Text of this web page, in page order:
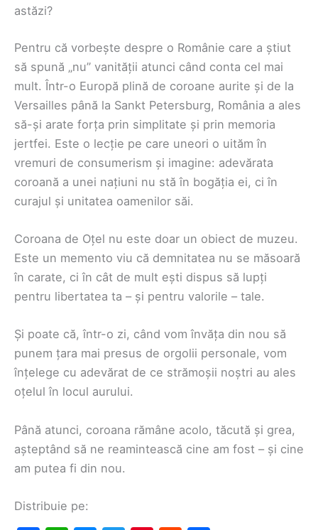
astăzi?
Pentru că vorbește despre o Românie care a știut
să spună „nu” vanității atunci când conta cel mai
mult. Într-o Europă plină de coroane aurite și de la
Versailles până la Sankt Petersburg, România a ales
să-și arate forța prin simplitate și prin memoria
jertfei. Este o lecție pe care uneori o uităm în
vremuri de consumerism și imagine: adevărata
coroană a unei națiuni nu stă în bogăția ei, ci în
curajul și unitatea oamenilor săi.
Coroana de Oțel nu este doar un obiect de muzeu.
Este un memento viu că demnitatea nu se măsoară
în carate, ci în cât de mult ești dispus să lupți
pentru libertatea ta – și pentru valorile – tale.
Și poate că, într-o zi, când vom învăța din nou să
punem țara mai presus de orgolii personale, vom
înțelege cu adevărat de ce strămoșii noștri au ales
oțelul în locul aurului.
Până atunci, coroana rămâne acolo, tăcută și grea,
așteptând să ne reamintească cine am fost – și cine
am putea fi din nou.
Distribuie pe: